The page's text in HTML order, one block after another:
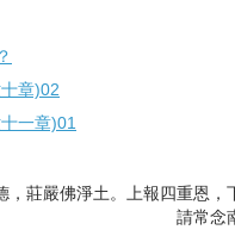
章)02
一章)01
，莊嚴佛淨土。上報四重恩，
請常念